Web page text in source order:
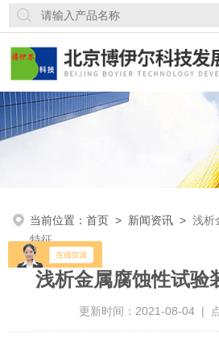
当前位置：首页 > 新闻资讯 >浅析
特征
浅析金属腐蚀性试验
更新时间：2021-08-04 |